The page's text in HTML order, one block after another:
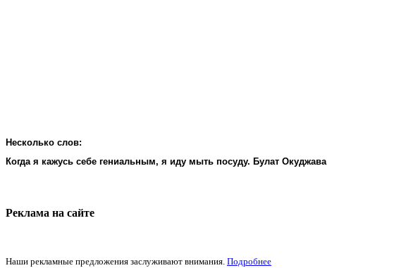
Несколько слов:
Когда я кажусь себе гениальным, я иду мыть посуду. Булат Окуджава
Реклама на cайте
Наши рекламные предложения заслуживают внимания. Подробнее